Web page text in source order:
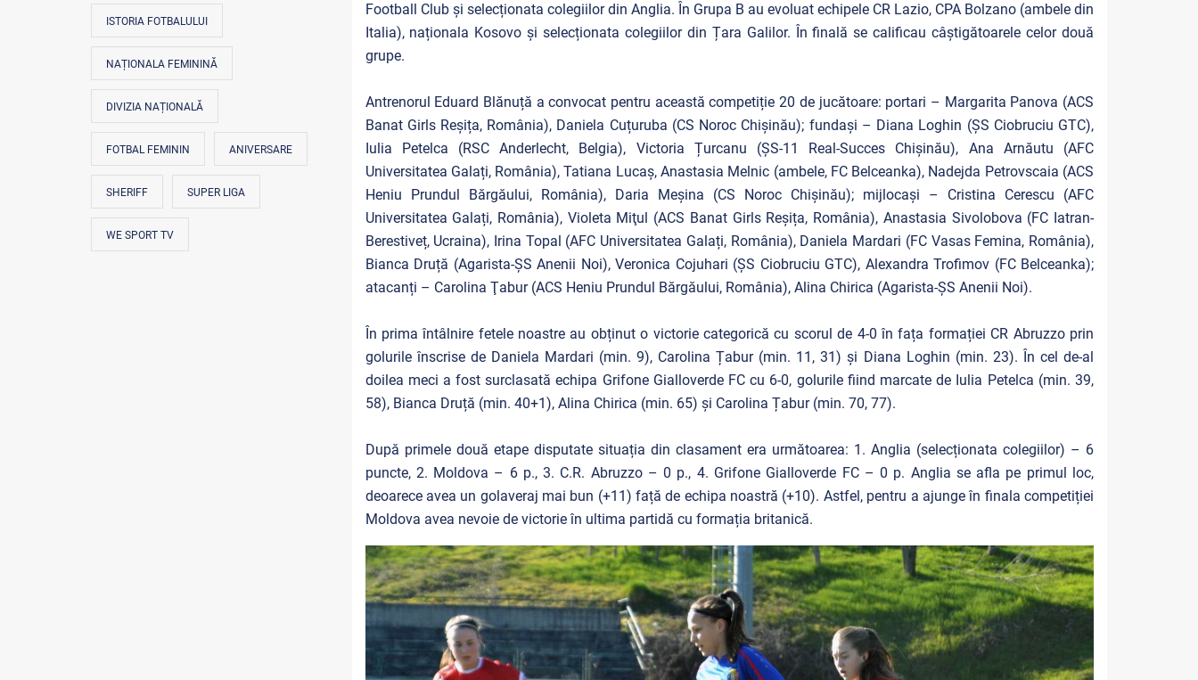
ISTORIA FOTBALULUI
NAȚIONALA FEMININĂ
DIVIZIA NAȚIONALĂ
FOTBAL FEMININ ANIVERSARE
SHERIFF SUPER LIGA
WE SPORT TV
Football Club și selecționata colegiilor din Anglia. În Grupa B au evoluat echipele CR Lazio, CPA Bolzano (ambele din
Italia), naționala Kosovo și selecționata colegiilor din Țara Galilor. În finală se calificau câștigătoarele celor două
grupe.
Antrenorul Eduard Blănuță a convocat pentru această competiție 20 de jucătoare: portari – Margarita Panova (ACS
Banat Girls Reșița, România), Daniela Cuțuruba (CS Noroc Chișinău); fundași – Diana Loghin (ȘS Ciobruciu GTC),
Iulia Petelca (RSC Anderlecht, Belgia), Victoria Țurcanu (ȘS-11 Real-Succes Chișinău), Ana Arnăutu (AFC
Universitatea Galați, România), Tatiana Lucaș, Anastasia Melnic (ambele, FC Belceanka), Nadejda Petrovscaia (ACS
Heniu Prundul Bărgăului, România), Daria Meșina (CS Noroc Chișinău); mijlocași – Cristina Cerescu (AFC
Universitatea Galați, România), Violeta Miţul (ACS Banat Girls Reșița, România), Anastasia Sivolobova (FC Iatran-
Berestiveț, Ucraina), Irina Topal (AFC Universitatea Galați, România), Daniela Mardari (FC Vasas Femina, România),
Bianca Druță (Agarista-ȘS Anenii Noi), Veronica Cojuhari (ȘS Ciobruciu GTC), Alexandra Trofimov (FC Belceanka);
atacanți – Carolina Ţabur (ACS Heniu Prundul Bărgăului, România), Alina Chirica (Agarista-ȘS Anenii Noi).
În prima întâlnire fetele noastre au obținut o victorie categorică cu scorul de 4-0 în fața formației CR Abruzzo prin
golurile înscrise de Daniela Mardari (min. 9), Carolina Țabur (min. 11, 31) și Diana Loghin (min. 23). În cel de-al
doilea meci a fost surclasată echipa Grifone Gialloverde FC cu 6-0, golurile fiind marcate de Iulia Petelca (min. 39,
58), Bianca Druță (min. 40+1), Alina Chirica (min. 65) și Carolina Țabur (min. 70, 77).
După primele două etape disputate situația din clasament era următoarea: 1. Anglia (selecționata colegiilor) – 6
puncte, 2. Moldova – 6 p., 3. C.R. Abruzzo – 0 p., 4. Grifone Gialloverde FC – 0 p. Anglia se afla pe primul loc,
deoarece avea un golaveraj mai bun (+11) față de echipa noastră (+10). Astfel, pentru a ajunge în finala competiției
Moldova avea nevoie de victorie în ultima partidă cu formația britanică.